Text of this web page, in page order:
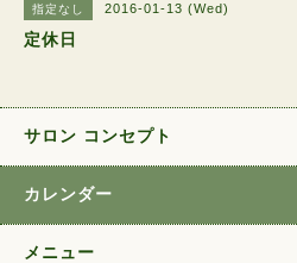
指定なし 2016-01-13 (Wed)
定休日
サロン コンセプト
カレンダー
メニュー